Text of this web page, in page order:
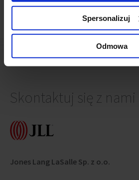
Spersonalizuj
Odmowa
Skontaktuj się z nami
Jones Lang LaSalle Sp. z o.o.